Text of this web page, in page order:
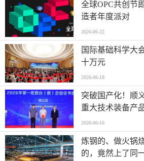
全球OPC共创节即将
造者年度派对
2026-06-22
国际基础科学大
十万元
2026-06-18
突破国产化！顺
重大技术装备产
2026-06-16
炼钢的、做火锅
的，竟然上了同